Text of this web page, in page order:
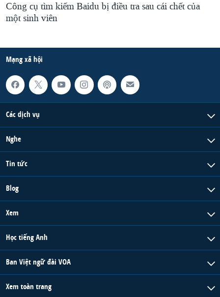
Công cụ tìm kiếm Baidu bị điều tra sau cái chết của
một sinh viên
Mạng xã hội
Các dịch vụ
Nghe
Tin tức
Blog
Xem
Học tiếng Anh
Ban Việt ngữ đài VOA
Xem toàn trang